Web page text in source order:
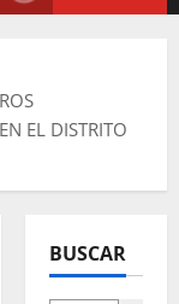
EL DISTRITO
BUSCAR